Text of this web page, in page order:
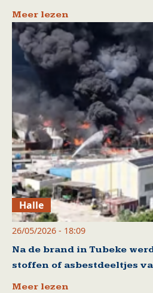
Meer lezen
Halle
26/05/2026 - 18:09
Na de brand in Tubeke
stoffen of asbestdeeltjes
Meer lezen